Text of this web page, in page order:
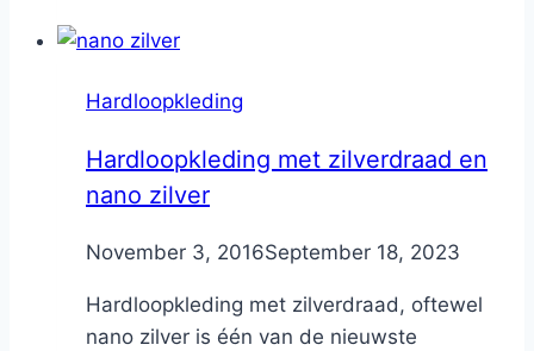
Hardloopkleding
Hardloopkleding met zilverdraad en
nano zilver
ByNicole
November 3, 2016September 18, 2023
Hardloopkleding met zilverdraad, oftewel
nano zilver is één van de nieuwste